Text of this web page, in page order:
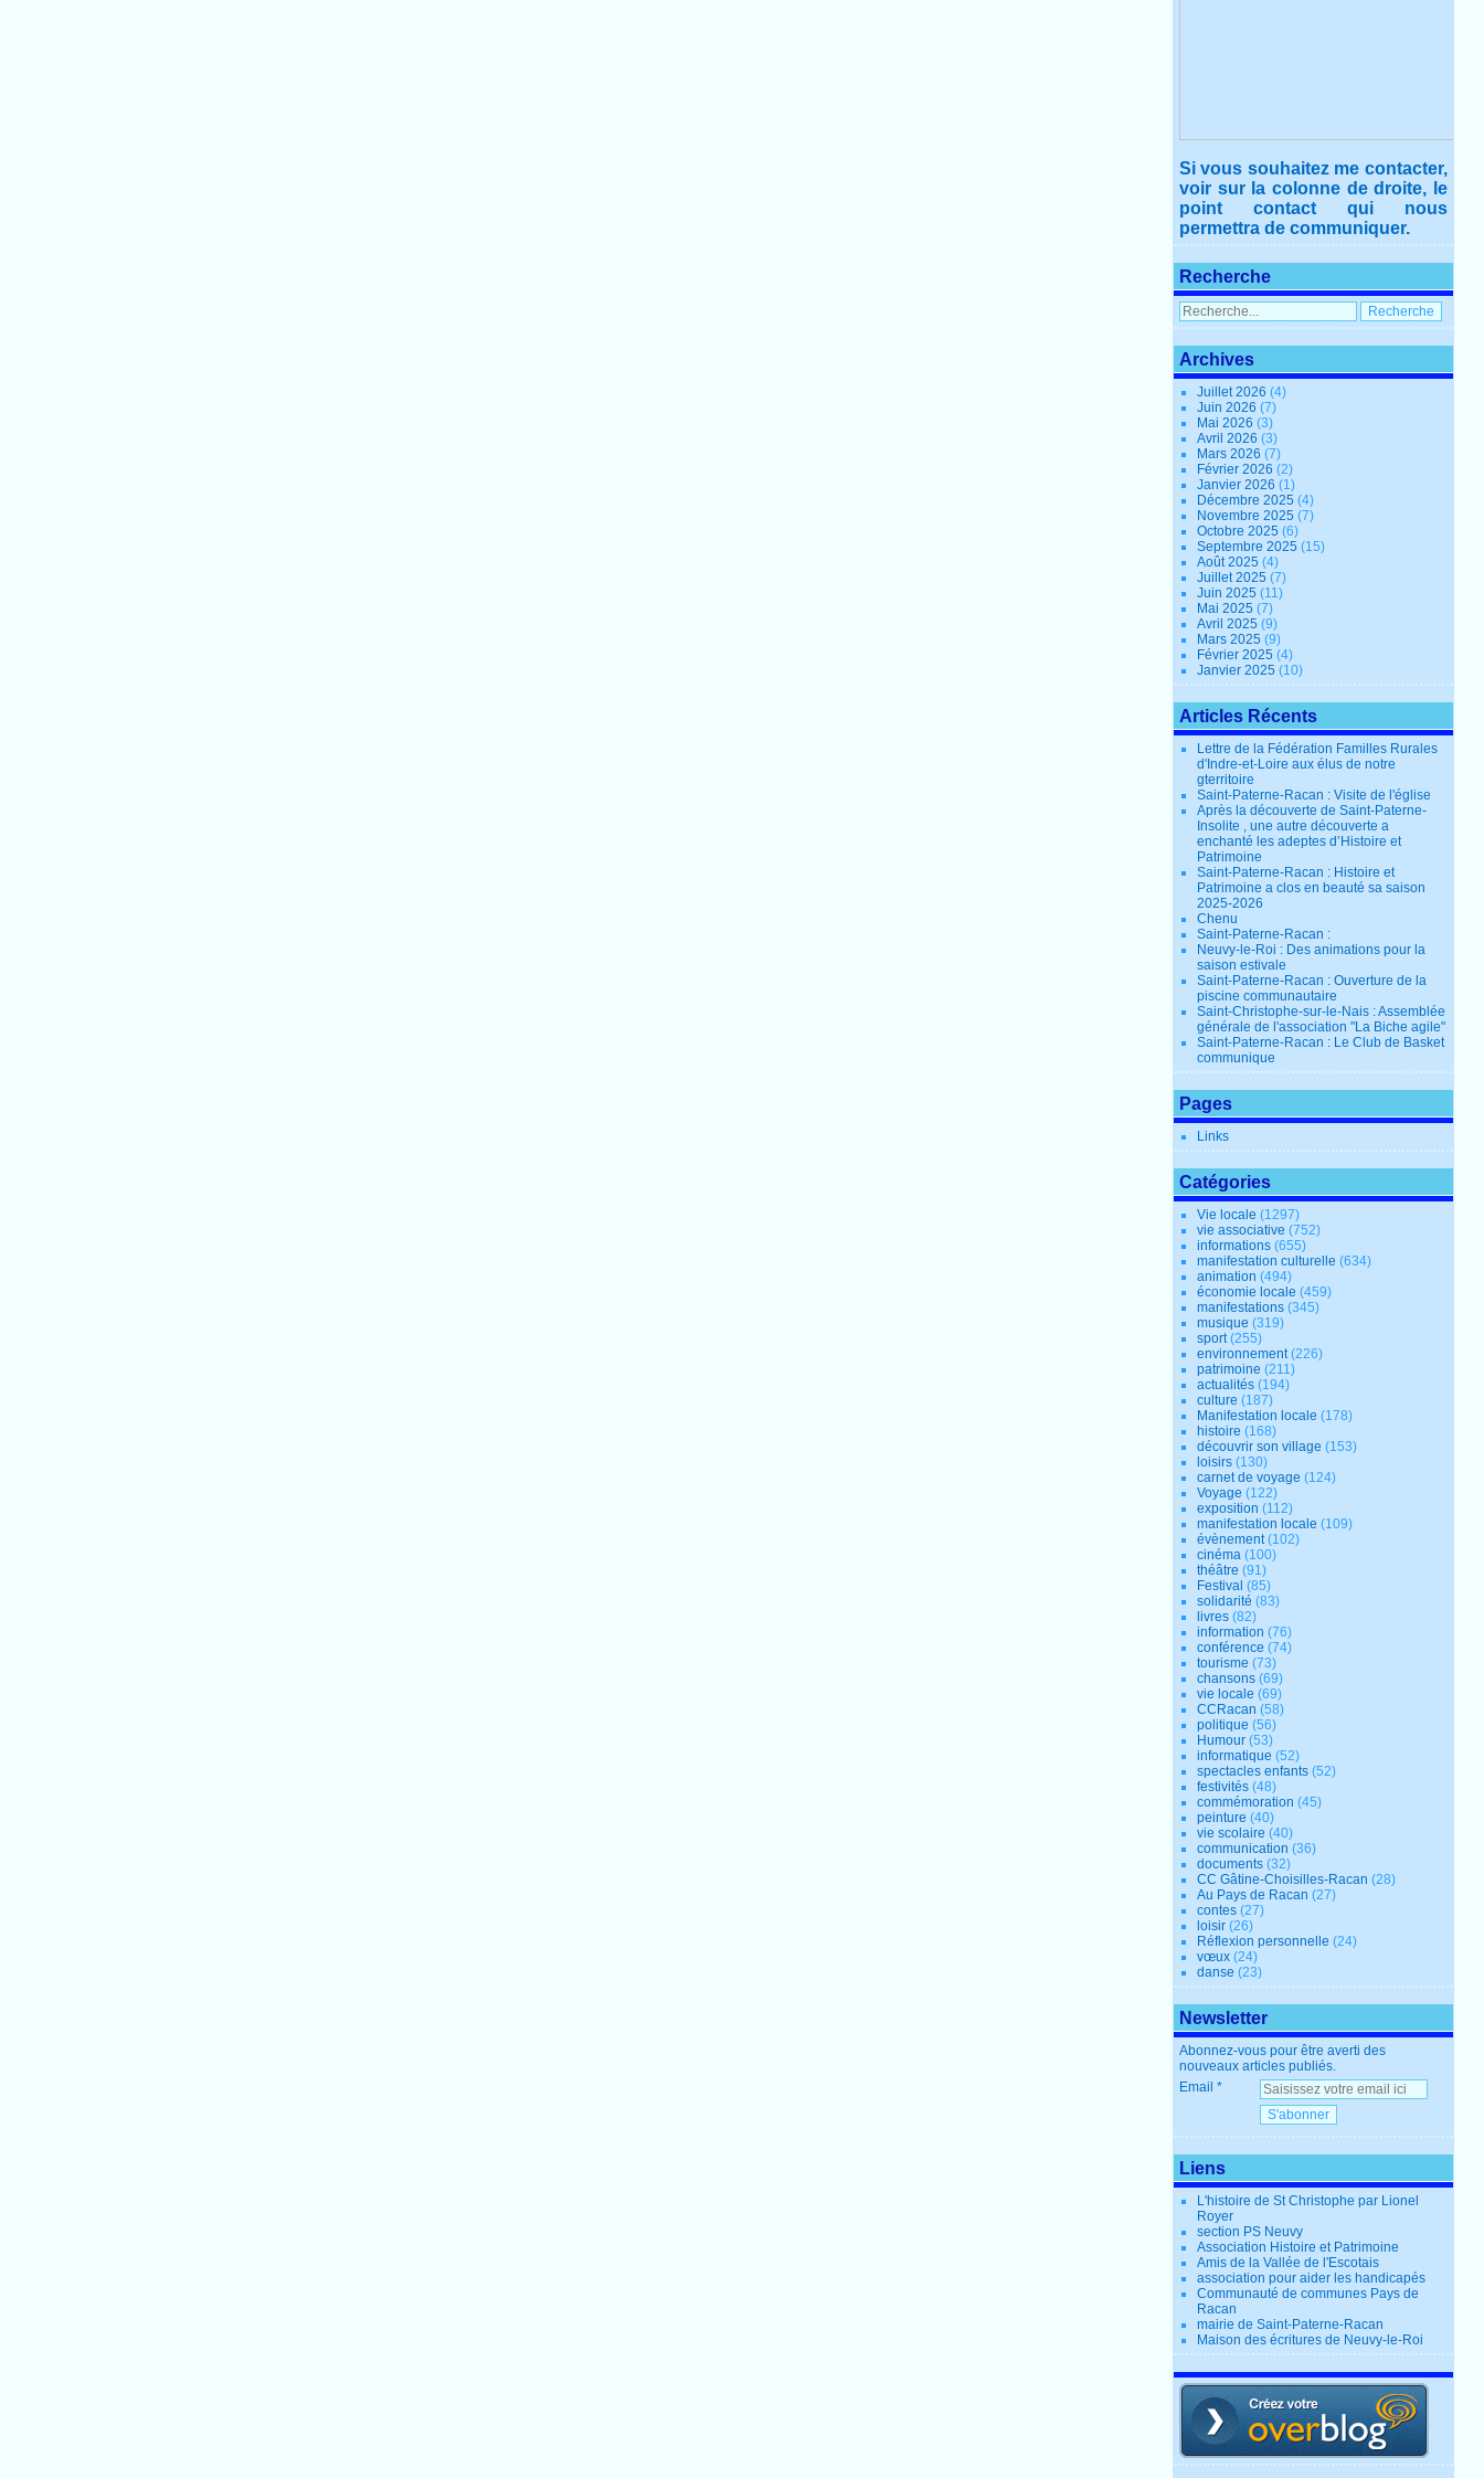
Si vous souhaitez me contacter,
voir sur la colonne de droite, le
point contact qui nous
permettra de communiquer.
Recherche
Archives
Juillet 2026(4)
Juin 2026(7)
Mai 2026(3)
Avril 2026(3)
Mars 2026(7)
Février 2026(2)
Janvier 2026(1)
Décembre 2025(4)
Novembre 2025(7)
Octobre 2025(6)
Septembre 2025(15)
Août 2025(4)
Juillet 2025(7)
Juin 2025(11)
Mai 2025(7)
Avril 2025(9)
Mars 2025(9)
Février 2025(4)
Janvier 2025(10)
Articles Récents
Lettre de la Fédération Familles Rurales
d'Indre-et-Loire aux élus de notre
gterritoire
Saint-Paterne-Racan : Visite de l'église
Après la découverte de Saint-Paterne-
Insolite , une autre découverte a
enchanté les adeptes d’Histoire et
Patrimoine
Saint-Paterne-Racan : Histoire et
Patrimoine a clos en beauté sa saison
2025-2026
Chenu
Saint-Paterne-Racan :
Neuvy-le-Roi : Des animations pour la
saison estivale
Saint-Paterne-Racan : Ouverture de la
piscine communautaire
Saint-Christophe-sur-le-Nais : Assemblée
générale de l'association "La Biche agile"
Saint-Paterne-Racan : Le Club de Basket
communique
Pages
Links
Catégories
Vie locale (1297)
vie associative (752)
informations (655)
manifestation culturelle (634)
animation (494)
économie locale (459)
manifestations (345)
musique (319)
sport(255)
environnement(226)
patrimoine (211)
actualités (194)
culture (187)
Manifestation locale (178)
histoire (168)
découvrir son village (153)
loisirs (130)
carnet de voyage (124)
Voyage (122)
exposition (112)
manifestation locale (109)
évènement(102)
cinéma (100)
théâtre (91)
Festival (85)
solidarité (83)
livres (82)
information (76)
conférence (74)
tourisme (73)
chansons (69)
vie locale (69)
CCRacan (58)
politique (56)
Humour (53)
informatique (52)
spectacles enfants (52)
festivités (48)
commémoration (45)
peinture (40)
vie scolaire (40)
communication (36)
documents (32)
CC Gâtine-Choisilles-Racan (28)
Au Pays de Racan (27)
contes (27)
loisir (26)
Réflexion personnelle (24)
vœux (24)
danse (23)
Newsletter
Abonnez-vous pour être averti des
nouveaux articles publiés.
Email
Liens
L'histoire de St Christophe par Lionel
Royer
section PS Neuvy
Association Histoire et Patrimoine
Amis de la Vallée de l'Escotais
association pour aider les handicapés
Communauté de communes Pays de
Racan
mairie de Saint-Paterne-Racan
Maison des écritures de Neuvy-le-Roi